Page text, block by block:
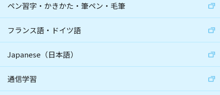
ペン習字・かきかた・筆ペン・毛筆
フランス語・ドイツ語
Japanese（日本語）
通信学習